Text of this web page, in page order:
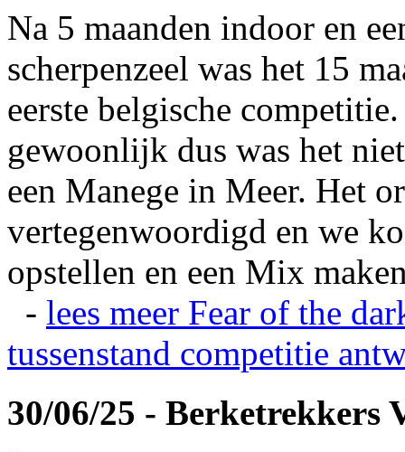
Na 5 maanden indoor en
scherpenzeel was het 15
eerste belgische
gewoonlijk dus was het
een Manege in Meer. Het
vertegenwoordigd en we
opstellen en een Mix
- lees meer Fear of the
tussenstand competitie
30/06/25 - Berketrekkers